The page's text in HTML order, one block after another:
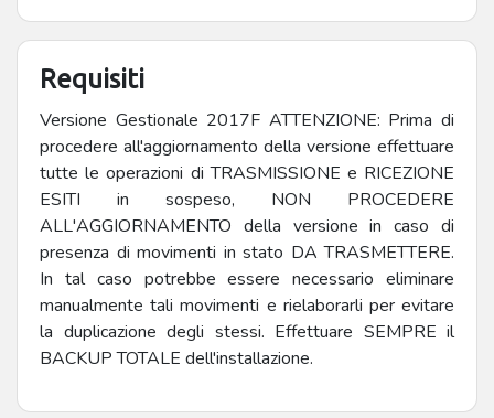
nodo CUUA in caso soggetti esteri (segnalaz.
554652).. Modificata ricerca documenti per escludere
i documenti derivanti dalla trasformazione di altri
documenti origine. Modificato il comportamento del
messaggio di avviso "Documento XXXX gia'
telematizzato con IDTrasmissione YYYY". L'utente
adesso può scegliere, oltre a continua/Interrompi,
anche "Continua per Tutti" per continuare senza che
venga mostrato il messaggio per ogni documento già
telematizzato. Versione. 2.0.7: Modificata ricerca
documenti per escludere i documenti derivanti dalla
Requisiti
Versione Gestionale 2017F ATTENZIONE: Prima di
procedere all'aggiornamento della versione effettuare
tutte le operazioni di TRASMISSIONE e RICEZIONE
ESITI in sospeso, NON PROCEDERE
ALL'AGGIORNAMENTO della versione in caso di
presenza di movimenti in stato DA TRASMETTERE.
In tal caso potrebbe essere necessario eliminare
manualmente tali movimenti e rielaborarli per evitare
la duplicazione degli stessi. Effettuare SEMPRE il
BACKUP TOTALE dell'installazione.